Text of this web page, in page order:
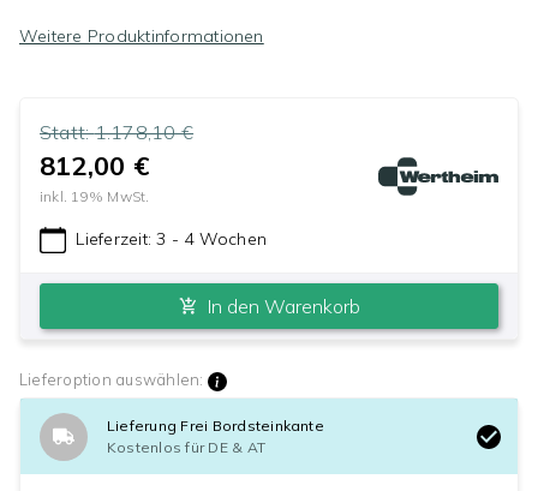
Weitere Produktinformationen
Statt:1.178,10 €
812,00 €
inkl. 19% MwSt.
Lieferzeit:3 - 4 Wochen
In den Warenkorb
Lieferoption auswählen:
Lieferung Frei Bordsteinkante
Kostenlos für DE & AT